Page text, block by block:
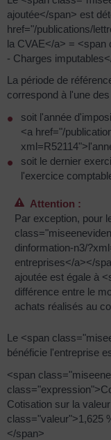
ajoutée</span> est
href="/publications/
la CVAE</a> = <span
- Charges
La période de
correspond à l'une
soit l'année
<a href="/
soit le dernier
l'exercice
Attention :
Par exception, pour
dinformation-n3/
entreprises</a></
ajoutée est égale à
différence entre le
achats réalisés au
Le <span
bénéficie l'entreprise
<span
Cotisation sur la
class="valeur">1,625
</span>